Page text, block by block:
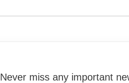
Never miss any important